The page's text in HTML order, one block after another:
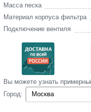
Масса песка
Материал корпуса фильтра
Подключение вентиля
Вы‌ можете‌ узнать‌
Город: